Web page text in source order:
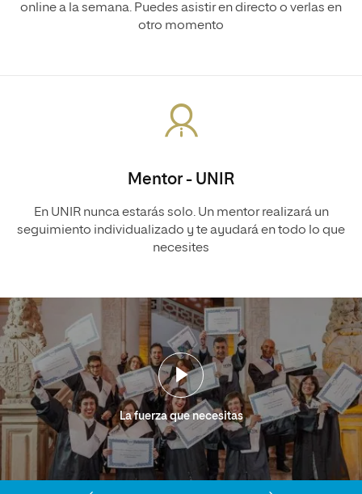
online a la semana. Puedes asistir en directo o verlas en
otro momento
Mentor - UNIR
En UNIR nunca estarás solo. Un mentor realizará un
seguimiento individualizado y te ayudará en todo lo que
necesites
La fuerza que necesitas